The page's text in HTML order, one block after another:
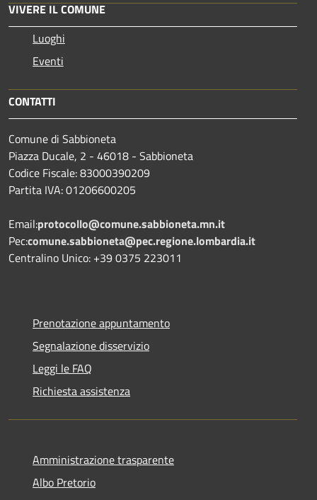
VIVERE IL COMUNE
Luoghi
Eventi
CONTATTI
Comune di Sabbioneta
Piazza Ducale, 2 - 46018 - Sabbioneta
Codice Fiscale: 83000390209
Partita IVA: 01206600205
Email:protocollo@comune.sabbioneta.mn.it
Pec:comune.sabbioneta@pec.regione.lombardia.it
Centralino Unico: +39 0375 223011
Prenotazione appuntamento
Segnalazione disservizio
Leggi le FAQ
Richiesta assistenza
Amministrazione trasparente
Albo Pretorio